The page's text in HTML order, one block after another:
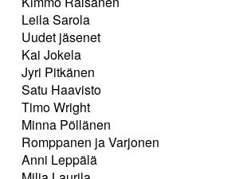
Leila Sarola
Uudet jäsenet
Kai Jokela
Jyri Pitkänen
Satu Haavisto
Timo Wright
Minna Pöllänen
Romppanen ja Varjonen
Anni Leppälä